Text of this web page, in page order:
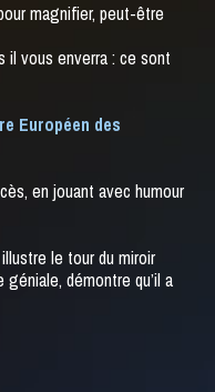
magnifier, peut-être
il vous enverra : ce sont
Européen des
en jouant avec humour
le tour du miroir
démontre qu’il a